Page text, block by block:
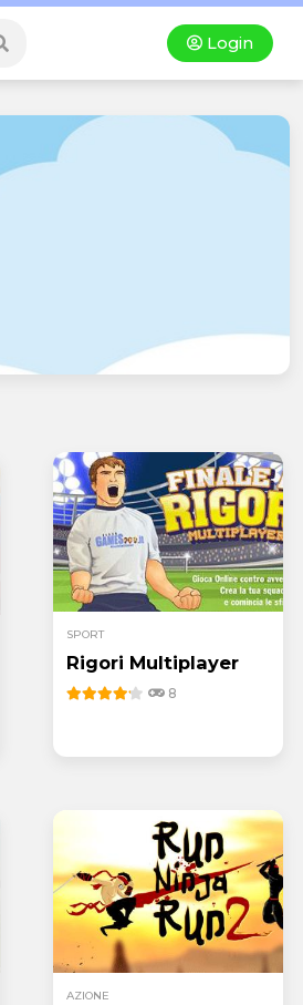
Login
SPORT
Rigori Multiplayer
8
AZIONE